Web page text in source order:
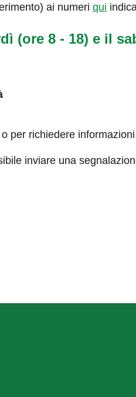
ai numeri qui
(ore 8 - 18) e il
per richiedere
inviare una